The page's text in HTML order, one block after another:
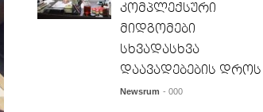
კომპლექსური
მიდგომები
სხვადასხვა
დაავადებების დროს
Newsrum - 000